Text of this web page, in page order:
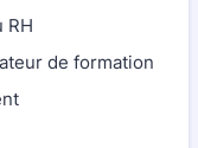
RH
de formation